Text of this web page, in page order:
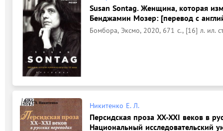
Susan Sontag. Женщина, которая
Бенджамин Мозер: [перевод с
Бомбора, Эксмо, 2020, 671 с., [16] л. ил.
Никитенко Е. Л.
Персидская проза XX-XXI веков в
Национальный исследовательский